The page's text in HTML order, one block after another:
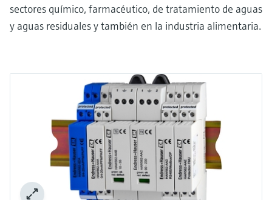
sectores químico, farmacéutico, de tratamiento de aguas
y aguas residuales y también en la industria alimentaria.